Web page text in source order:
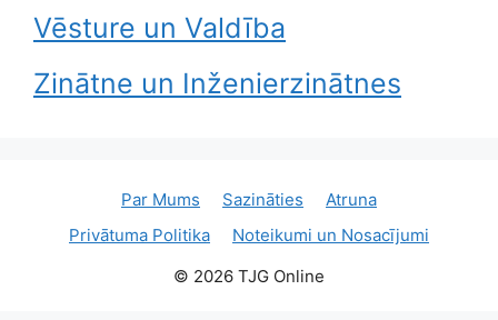
Vēsture un Valdība
Zinātne un Inženierzinātnes
Par Mums Sazināties
Atruna
Privātuma Politika
Noteikumi un Nosacījumi
© 2026 TJG Online